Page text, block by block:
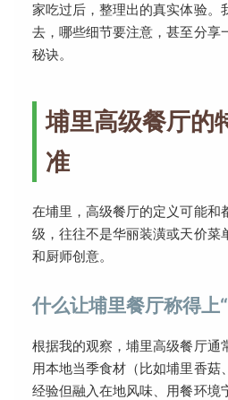
家吃过后，整理出的真实体验。
去，哪些细节要注意，甚至分享
秘诀。
埔里高级餐厅的
准
在埔里，高级餐厅的定义可能和
级，往往不是华丽装潢或天价菜
和厨师创意。
什么让埔里餐厅称得上
根据我的观察，埔里高级餐厅通
用本地当季食材（比如埔里香菇
经验但融入在地风味、用餐环境